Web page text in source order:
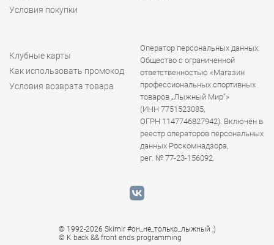
Условия покупки
Клубные карты
Как использовать промокод
Условия возврата товара
Оператор персональных данных:
Общество с ограниченной
ответственностью «Магазин
профессиональных спортивных
товаров „Лыжный Мир“»
(ИНН 7751523085,
ОГРН 1147746827942). Включён в
реестр операторов персональных
данных Роскомнадзора,
рег. № 77-23-156092.
© 1992-2026 Skimir #он_не_только_лыжный ;)
© K back && front ends programming